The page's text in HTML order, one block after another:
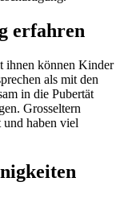
erfahren
ihnen können Kinder
als mit den
in die Pubertät
Grosseltern
und haben viel